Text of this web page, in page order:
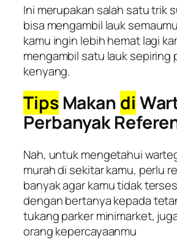
Ini merupakan salah satu trik
bisa mengambil lauk
kamu ingin lebih hemat lagi
mengambil satu lauk sepiring
kenyang.
TipsMakan di
Perbanyak
Nah, untuk mengetahui
murah di sekitar kamu, perlu
banyak agar kamu tidak
dengan bertanya kepada
tukang parker minimarket,
orang kepercayaanmu